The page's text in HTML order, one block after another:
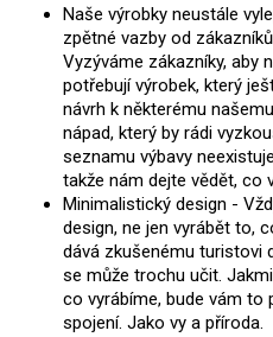
Naše výrobky neustále
zpětné vazby od
Vyzýváme zákazníky, aby
potřebují výrobek, který
návrh k některému
nápad, který by rádi
seznamu výbavy
takže nám dejte vědět, co
Minimalistický design -
design, ne jen vyrábět to,
dává zkušenému turistovi
se může trochu učit.
co vyrábíme, bude vám to
spojení. Jako vy a příroda.